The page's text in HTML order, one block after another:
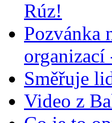
Rúz!
Pozvánka
Směřuje
Video z